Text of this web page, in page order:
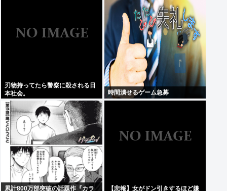
刃物持ってたら警察に殺される日
本社会。
時間潰せるゲーム急募
累計800万部突破の話題作『カラ
【悲報】女がドン引きするほど嫌